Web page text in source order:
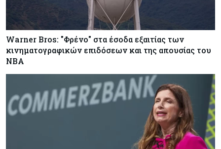
Warner Bros: "Φρένο" στα έσοδα εξαιτίας των
κινηματογραφικών επιδόσεων και της απουσίας του
NBA